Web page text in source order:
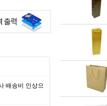
배송비 인상으